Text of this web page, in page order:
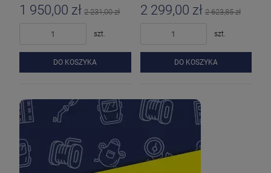
1 950,00 zł 2 231,00 zł
szt.
DO KOSZYKA
2 299,00 zł 2 623,85 zł
szt.
DO KOSZYKA